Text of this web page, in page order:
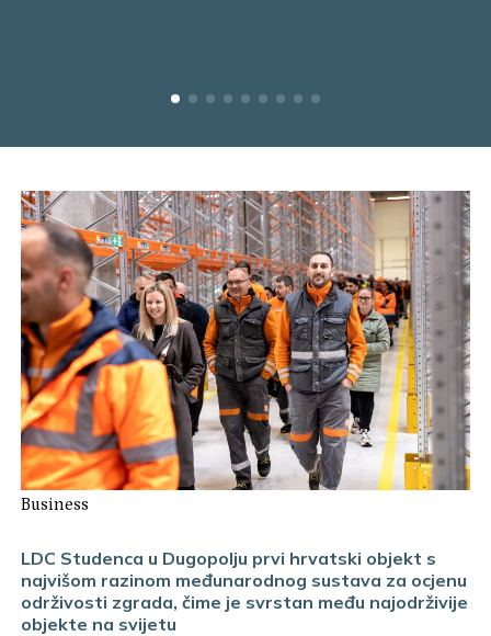
Business
LDC Studenca u Dugopolju prvi hrvatski objekt s
najvišom razinom međunarodnog sustava za ocjenu
održivosti zgrada, čime je svrstan među najodrživije
objekte na svijetu